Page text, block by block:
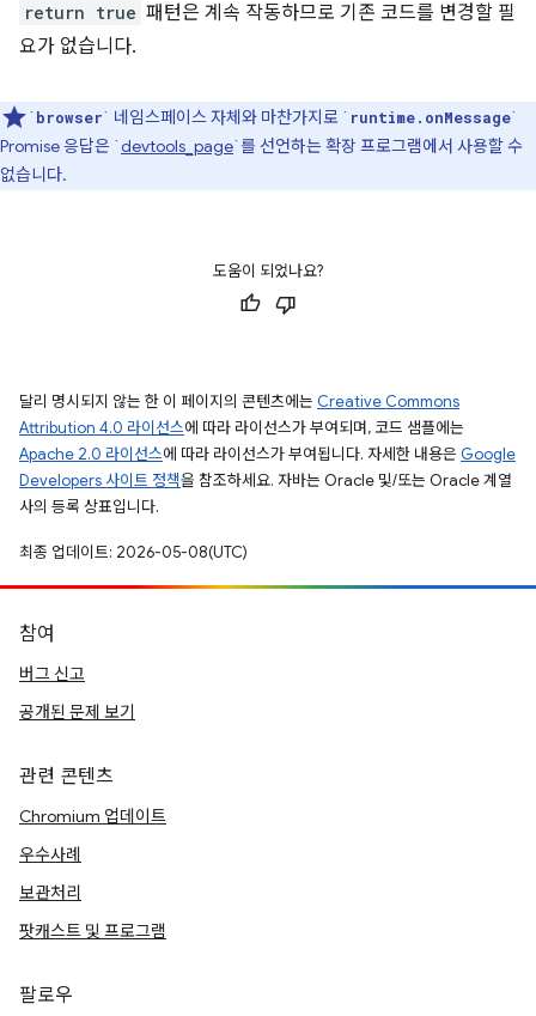
return true 패턴은 계속 작동하므로 기존 코드를 변경할 필
요가 없습니다.
` browser` 네임스페이스 자체와 마찬가지로 ` runtime.onMessage`
Promise 응답은 `devtools_page`를 선언하는 확장 프로그램에서 사용할 수
없습니다.
도움이 되었나요?
달리 명시되지 않는 한 이 페이지의 콘텐츠에는 Creative Commons
Attribution 4.0 라이선스에 따라 라이선스가 부여되며, 코드 샘플에는
Apache 2.0 라이선스에 따라 라이선스가 부여됩니다. 자세한 내용은 Google
Developers 사이트 정책을 참조하세요. 자바는 Oracle 및/또는 Oracle 계열
사의 등록 상표입니다.
최종 업데이트: 2026-05-08(UTC)
참여
버그 신고
공개된 문제 보기
관련 콘텐츠
Chromium 업데이트
우수사례
보관처리
팟캐스트 및 프로그램
팔로우